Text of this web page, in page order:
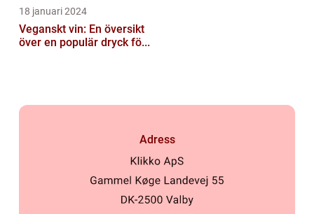
18 januari 2024
Veganskt vin: En översikt
över en populär dryck fö...
Adress